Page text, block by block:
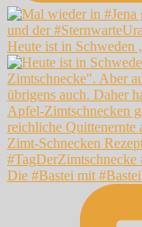
Heute ist in Schweden
Die #Bastei mit